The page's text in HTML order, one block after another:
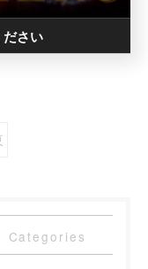
Categories
さい
ださい